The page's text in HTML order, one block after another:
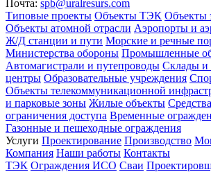
Почта: spb@uralresurs.com
Типовые проекты Объекты ТЭК Объекты
Объекты атомной отрасли Аэропорты и
Ж/Д станции и пути Морские и речные
Министерства обороны Промышленные
Автомагистрали и путепроводы Склады и
центры Образовательные учреждения
Объекты телекоммуникационной
и парковые зоны Жилые объекты
ограничения доступа Временные
Газонные и пешеходные ограждения
Услуги Проектирование Производство
Компания Наши работы Контакты
ТЭК Ограждения ИСО Сваи